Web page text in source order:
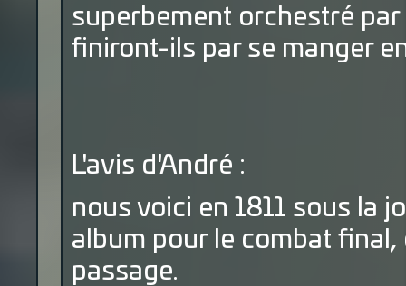
superbement orchestré par
finiront-ils par se manger
L'avis d'André :
nous voici en 1811 sous la
album pour le combat
passage.